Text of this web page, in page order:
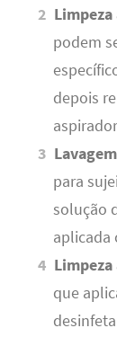
Limpeza
podem
depois
para
solução
aplicada
que